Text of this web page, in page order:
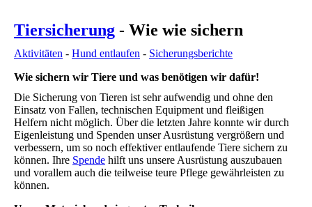
Tiersicherung - Wie wie sichern
Aktivitäten - Hund entlaufen - Sicherungsberichte
Wie sichern wir Tiere und was benötigen wir dafür!
Die Sicherung von Tieren ist sehr aufwendig und ohne den
Einsatz von Fallen, technischen Equipment und fleißigen
Helfern nicht möglich. Über die letzten Jahre konnte wir durch
Eigenleistung und Spenden unser Ausrüstung vergrößern und
verbessern, um so noch effektiver entlaufende Tiere sichern zu
können. Ihre Spende hilft uns unsere Ausrüstung auszubauen
und vorallem auch die teilweise teure Pflege gewährleisten zu
können.